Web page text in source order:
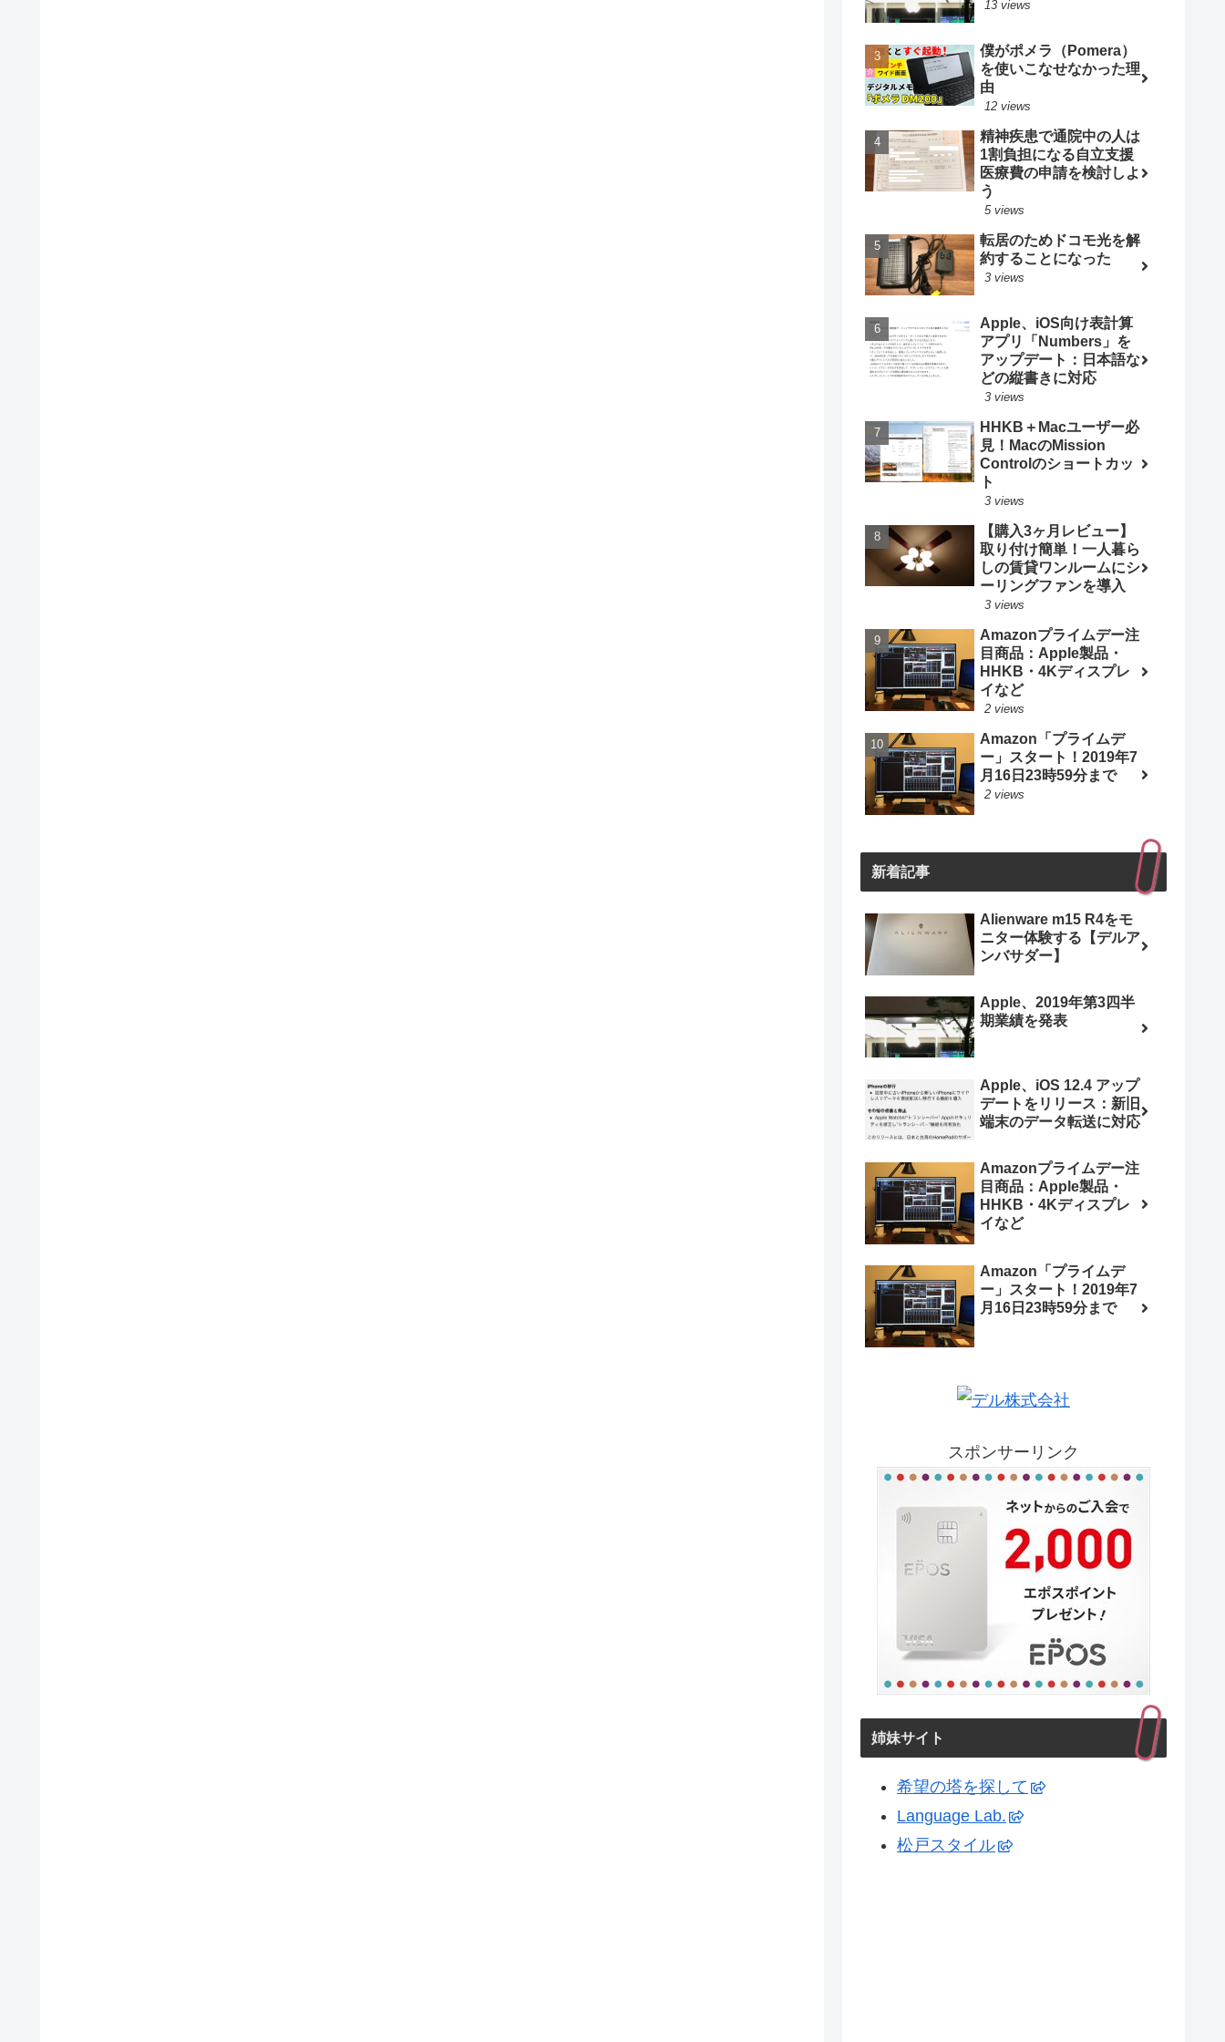
13 views
僕がポメラ（Pomera）
を使いこなせなかった理
由
12 views
精神疾患で通院中の人は
1割負担になる自立支援
医療費の申請を検討しよ
う
5 views
転居のためドコモ光を解
約することになった
3 views
Apple、iOS向け表計算
アプリ「Numbers」を
アップデート：日本語な
どの縦書きに対応
3 views
HHKB＋Macユーザー必
見！MacのMission
Controlのショートカッ
ト
3 views
【購入3ヶ月レビュー】
取り付け簡単！一人暮ら
しの賃貸ワンルームにシ
ーリングファンを導入
3 views
Amazonプライムデー注
目商品：Apple製品・
HHKB・4Kディスプレ
イなど
2 views
Amazon「プライムデ
ー」スタート！2019年7
月16日23時59分まで
2 views
新着記事
Alienware m15 R4をモ
ニター体験する【デルア
ンバサダー】
Apple、2019年第3四半
期業績を発表
Apple、iOS 12.4 アップ
デートをリリース：新旧
端末のデータ転送に対応
Amazonプライムデー注
目商品：Apple製品・
HHKB・4Kディスプレ
イなど
Amazon「プライムデ
ー」スタート！2019年7
月16日23時59分まで
スポンサーリンク
姉妹サイト
希望の塔を探して
Language Lab.
松戸スタイル